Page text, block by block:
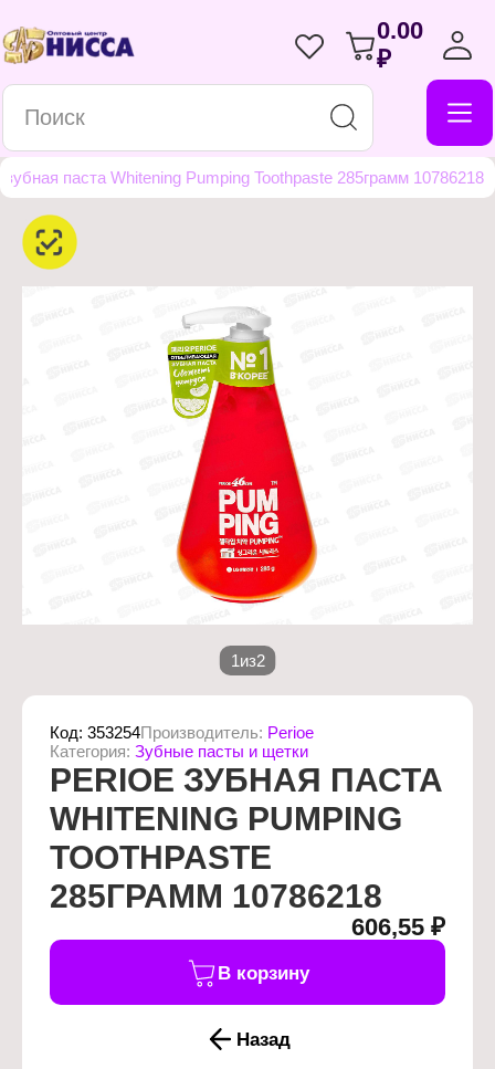
0.00
₽
паста Whitening Pumping Toothpaste 285грамм 10786218
1из2
Код: 353254Производитель: Perioe
Категория: Зубные пасты и щетки
PERIOE ЗУБНАЯ ПАСТА
WHITENING PUMPING
TOOTHPASTE
285ГРАММ 10786218
606,55 ₽
Назад
В корзину